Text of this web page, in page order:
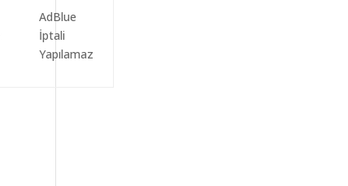
AdBlue
İptali
Yapılamaz